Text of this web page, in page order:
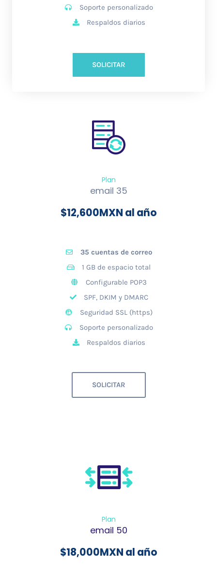
Soporte personalizado
Respaldos diarios
SOLICITAR
Plan
email 35
$12,600MXN al año
35 cuentas de correo
1 GB de espacio total
Configurable POP3
SPF, DKIM y DMARC
Seguridad SSL (https)
Soporte personalizado
Respaldos diarios
SOLICITAR
Plan
email 50
$18,000MXN al año